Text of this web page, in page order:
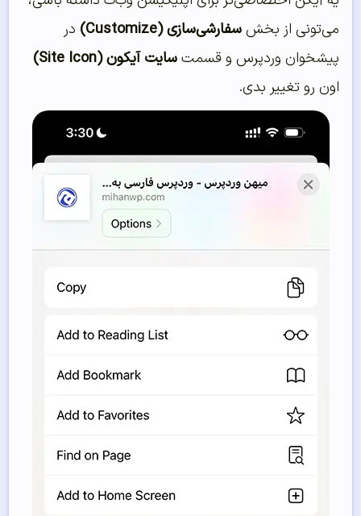
می‌تونی از بخشسفارشی‌سازی (Customize)
در
پیشخوان وردپرس و قسمتسایت آیکون (Site Icon)
اون رو تغییر بدی.